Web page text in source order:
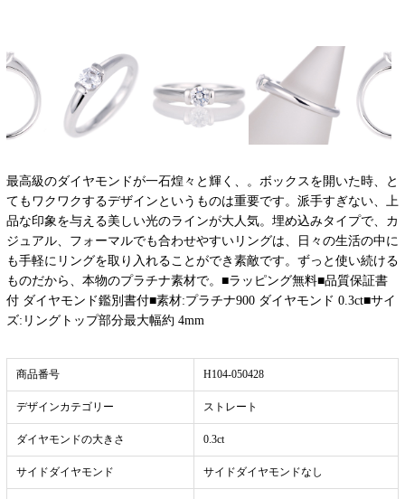
最高級のダイヤモンドが一石煌々と輝く、。ボックスを開いた時、と
てもワクワクするデザインというものは重要です。派手すぎない、上
品な印象を与える美しい光のラインが大人気。埋め込みタイプで、カ
ジュアル、フォーマルでも合わせやすいリングは、日々の生活の中に
も手軽にリングを取り入れることができ素敵です。ずっと使い続ける
ものだから、本物のプラチナ素材で。■ラッピング無料■品質保証書
付 ダイヤモンド鑑別書付■素材:プラチナ900 ダイヤモンド 0.3ct■サイ
ズ:リングトップ部分最大幅約 4mm
商品番号 H104-050428
デザインカテゴリー ストレート
ダイヤモンドの大きさ 0.3ct
サイドダイヤモンド サイドダイヤモンドなし